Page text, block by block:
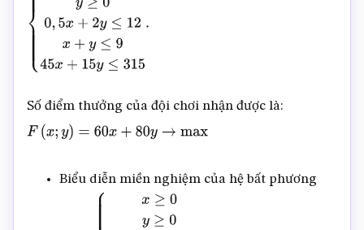
x 0y ≥00 5 x+2 y≤ 12x +
Số điểm thưởng của đội chơi nhận được là:
F x;y) =60x +80y → max
Biểu diễn miền nghiệm của hệ bất phương